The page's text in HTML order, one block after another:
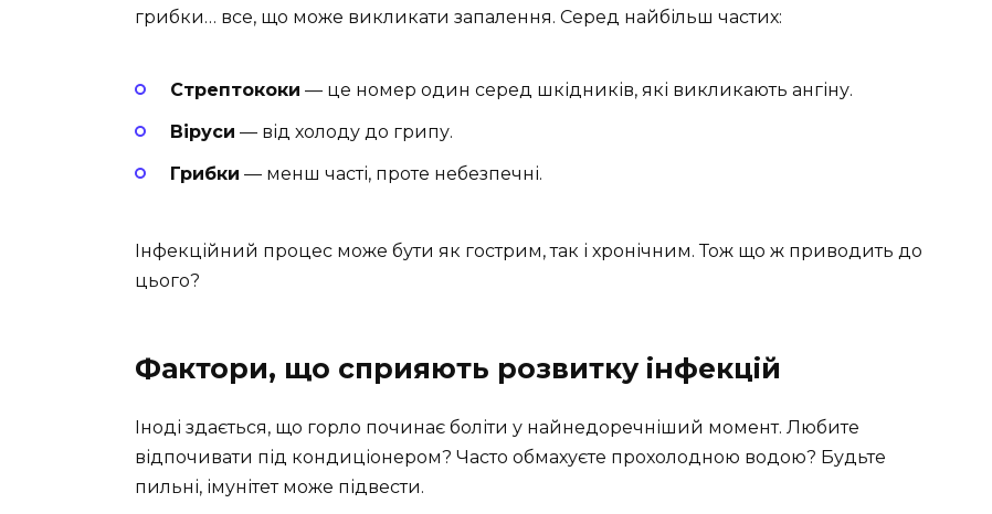
грибки… все, що може викликати запалення. Серед найбільш частих:
Стрептококи — це номер один серед шкідників, які викликають ангіну.
Віруси — від холоду до грипу.
Грибки — менш часті, проте небезпечні.
Інфекційний процес може бути як гострим, так і хронічним. Тож що ж приводить до
цього?
Фактори, що сприяють розвитку інфекцій
Іноді здається, що горло починає боліти у найнедоречніший момент. Любите
відпочивати під кондиціонером? Часто обмахуєте прохолодною водою? Будьте
пильні, імунітет може підвести.